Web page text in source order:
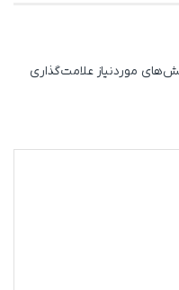
موردنیاز علامت‌گذاری